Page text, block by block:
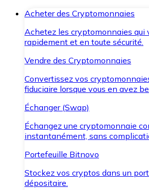
Acheter des Cryptomonnaies
Achetez les cryptomonnaies qui
rapidement et en toute sécurité.
Vendre des Cryptomonnaies
Convertissez vos
fiduciaire lorsque vous en avez
Échanger (Swap)
Échangez une cryptomonnaie
instantanément, sans
Portefeuille Bitnovo
Stockez vos cryptos dans un
dépositaire.